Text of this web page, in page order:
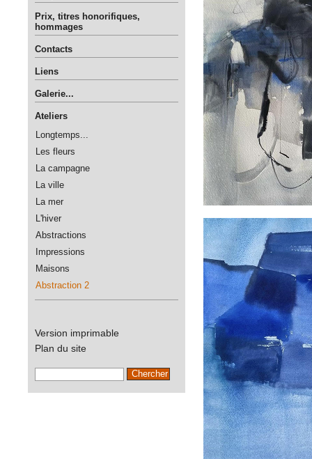
Prix, titres honorifiques,
hommages
Contacts
Liens
Galerie...
Ateliers
Longtemps...
Les fleurs
La campagne
La ville
La mer
L'hiver
Abstractions
Impressions
Maisons
Abstraction 2
Version imprimable
Plan du site